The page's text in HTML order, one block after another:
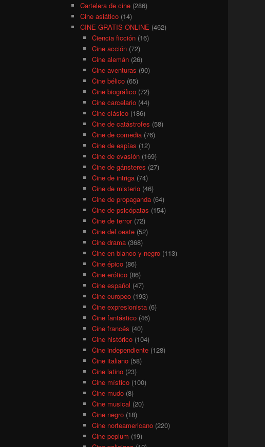
Cartelera de cine (286)
Cine asiático (14)
CINE GRATIS ONLINE (462)
Ciencia ficción(16)
Cine acción(72)
Cine alemán(26)
Cine aventuras (90)
Cine bélico(65)
Cine biográfico(72)
Cine carcelario(44)
Cine clásico(186)
Cine de catástrofes (58)
Cine de comedia(76)
Cine de espías (12)
Cine de evasión(169)
Cine de gánsteres (27)
Cine de intriga(74)
Cine de misterio(46)
Cine de propaganda(64)
Cine de psicópatas (154)
Cine de terror(72)
Cine del oeste(52)
Cine drama(368)
Cine en blanco y negro(113)
Cine épico(86)
Cine erótico(86)
Cine español (47)
Cine europeo(193)
Cine expresionista(6)
Cine fantástico(46)
Cine francés (40)
Cine histórico(104)
Cine independiente(128)
Cine italiano(58)
Cine latino(23)
Cine místico(100)
Cine mudo(8)
Cine musical (20)
Cine negro(18)
Cine norteamericano(220)
Cine peplum (19)